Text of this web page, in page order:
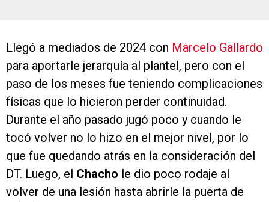
Llegó a mediados de 2024 con Marcelo Gallardo
para aportarle jerarquía al plantel, pero con el
paso de los meses fue teniendo complicaciones
físicas que lo hicieron perder continuidad.
Durante el año pasado jugó poco y cuando le
tocó volver no lo hizo en el mejor nivel, por lo
que fue quedando atrás en la consideración del
DT. Luego, el Chacho le dio poco rodaje al
volver de una lesión hasta abrirle la puerta de